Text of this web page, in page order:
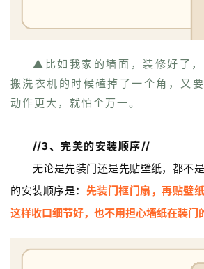
套
安
维
修
门
▲比如我家的墙面，装修好了
搬洗衣机的时候磕掉了一个角，又
动作更大，就怕个万一。
//3、完美的安装顺序//
无论是先装门还是先贴壁纸，都不
的安装顺序是： 先装门框门扇，再贴壁
这样收口细节好，也不用担心墙纸在装门